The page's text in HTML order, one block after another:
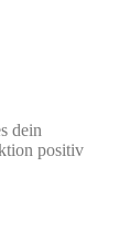
dein
positiv